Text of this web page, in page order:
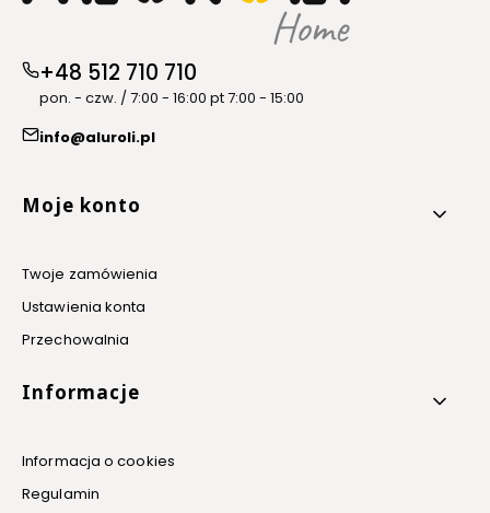
+48 512 710 710
pon. - czw. / 7:00 - 16:00 pt 7:00 - 15:00
info@aluroli.pl
Linki w stopce
Moje konto
Twoje zamówienia
Ustawienia konta
Przechowalnia
Informacje
Informacja o cookies
Regulamin